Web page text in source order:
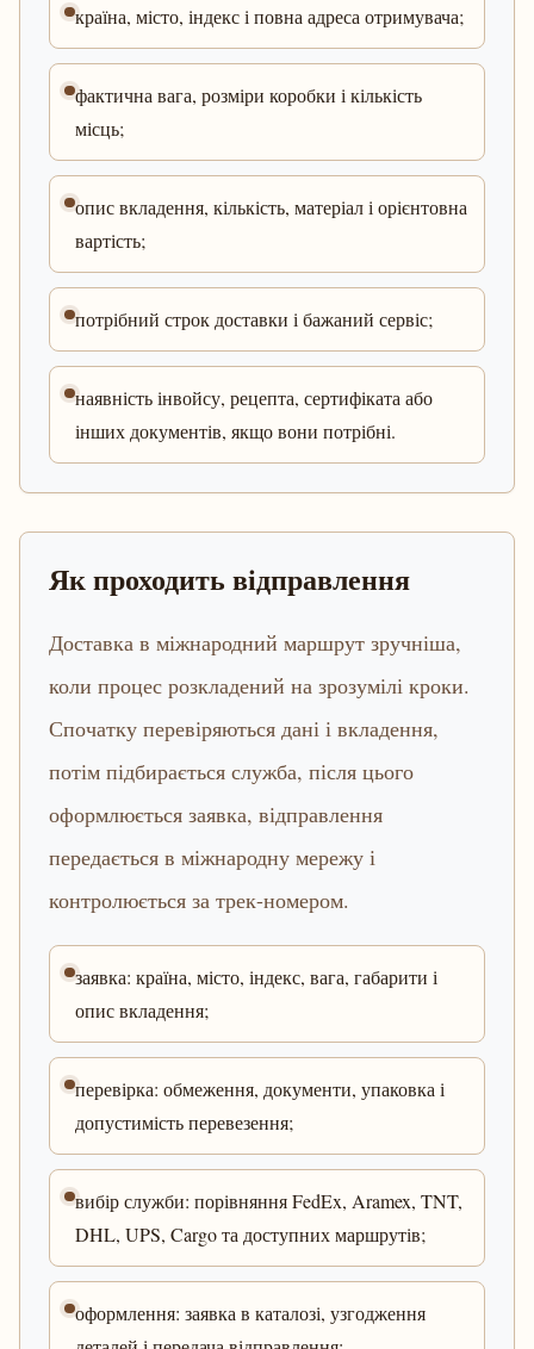
країна, місто, індекс і повна адреса отримувача;
фактична вага, розміри коробки і кількість
місць;
опис вкладення, кількість, матеріал і орієнтовна
вартість;
потрібний строк доставки і бажаний сервіс;
наявність інвойсу, рецепта, сертифіката або
інших документів, якщо вони потрібні.
Як проходить відправлення
Доставка в міжнародний маршрут зручніша,
коли процес розкладений на зрозумілі кроки.
Спочатку перевіряються дані і вкладення,
потім підбирається служба, після цього
оформлюється заявка, відправлення
передається в міжнародну мережу і
контролюється за трек-номером.
заявка: країна, місто, індекс, вага, габарити і
опис вкладення;
перевірка: обмеження, документи, упаковка і
допустимість перевезення;
вибір служби: порівняння FedEx, Aramex, TNT,
DHL, UPS, Cargo та доступних маршрутів;
оформлення: заявка в каталозі, узгодження